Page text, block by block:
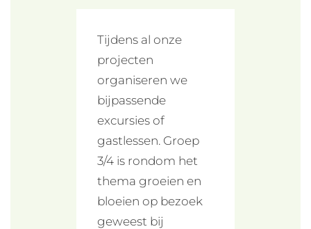
Tijdens al onze
projecten
organiseren we
bijpassende
excursies of
gastlessen. Groep
3/4 is rondom het
thema groeien en
bloeien op bezoek
geweest bij